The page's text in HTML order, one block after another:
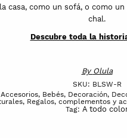
casa, como un sofá, o como
chal.
Descubre toda la
By Olula
SKU: BLSW-R
Accesorios, Bebés, Decoración,
, Regalos, complementos y
Tag: A todo